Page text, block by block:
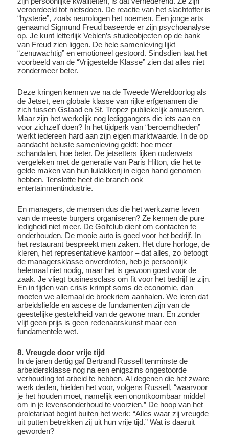
veroordeeld tot nietsdoen. De reactie van het slachtoffer is
“hysterie”, zoals neurologen het noemen. Een jonge arts
genaamd Sigmund Freud baseerde er zijn psychoanalyse
op. Je kunt letterlijk Veblen’s studieobjecten op de bank
van Freud zien liggen. De hele samenleving lijkt
“zenuwachtig” en emotioneel gestoord. Sindsdien laat het
voorbeeld van de “Vrijgestelde Klasse” zien dat alles niet
zondermeer beter.
Deze kringen kennen we na de Tweede Wereldoorlog als
de Jetset, een globale klasse van rijke erfgenamen die
zich tussen Gstaad en St. Tropez publiekelijk amuseren.
Maar zijn het werkelijk nog lediggangers die iets aan en
voor zichzelf doen? In het tijdperk van “beroemdheden”
werkt iedereen hard aan zijn eigen marktwaarde. In de op
aandacht beluste samenleving geldt: hoe meer
schandalen, hoe beter. De jetsetters lijken ouderwets
vergeleken met de generatie van Paris Hilton, die het te
gelde maken van hun luilakkerij in eigen hand genomen
hebben. Tenslotte heet die branch ook
entertainmentindustrie.
En managers, de mensen dus die het werkzame leven
van de meeste burgers organiseren? Ze kennen de pure
ledigheid niet meer. De Golfclub dient om contacten te
onderhouden. De mooie auto is goed voor het bedrijf. In
het restaurant bespreekt men zaken. Het dure horloge, de
kleren, het representatieve kantoor – dat alles, zo betoogt
de managersklasse onverdroten, heb je persoonlijk
helemaal niet nodig, maar het is gewoon goed voor de
zaak. Je vliegt businessclass om fit voor het bedrijf te zijn.
En in tijden van crisis krimpt soms de economie, dan
moeten we allemaal de broekriem aanhalen. We leren dat
arbeidsliefde en ascese de fundamenten zijn van de
geestelijke gesteldheid van de gewone man. En zonder
vlijt geen prijs is geen redenaarskunst maar een
fundamentele wet.
8. Vreugde door vrije tijd
In de jaren dertig gaf Bertrand Russell tenminste de
arbeidersklasse nog na een enigszins ongestoorde
verhouding tot arbeid te hebben. Al degenen die het zware
werk deden, hielden het voor, volgens Russell, “waarvoor
je het houden moet, namelijk een onontkoombaar middel
om in je levensonderhoud te voorzien.” De hoop van het
proletariaat begint buiten het werk: “Alles waar zij vreugde
uit putten betrekken zij uit hun vrije tijd.” Wat is daaruit
geworden?